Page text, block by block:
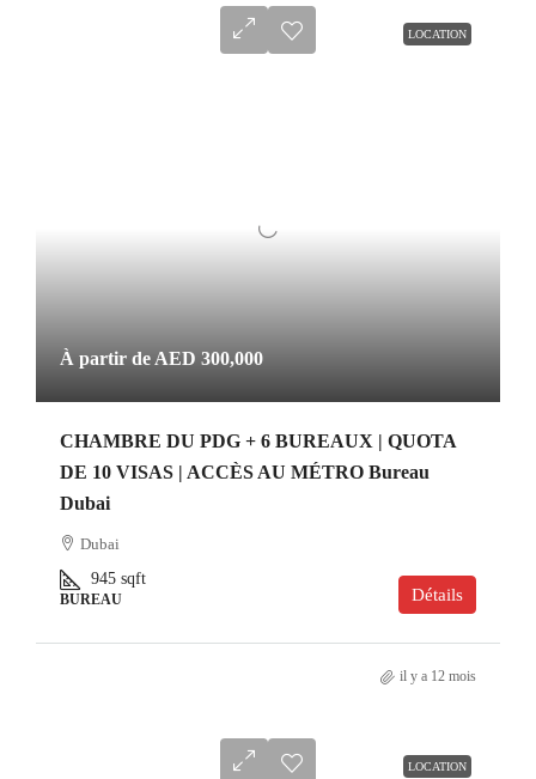
LOCATION
À partir de AED 300,000
CHAMBRE DU PDG + 6 BUREAUX | QUOTA
DE 10 VISAS | ACCÈS AU MÉTRO Bureau
Dubai
Dubai
945 sqft
BUREAU Détails
il y a 12 mois
LOCATION